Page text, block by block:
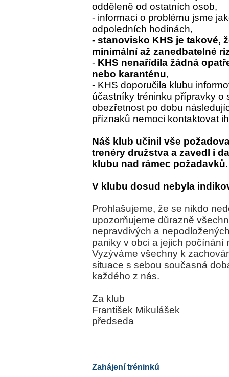
odděleně od ostatních osob,
- informaci o problému jsme
odpoledních hodinách,
- stanovisko KHS je takové,
minimální až zanedbatelné
- KHS nenařídila žádná
nebo karanténu,
- KHS doporučila klubu
účastníky tréninku přípravky o
obezřetnost po dobu
příznaků nemoci kontaktovat
Náš klub učinil vše
trenéry družstva a zavedl i
klubu nad rámec požadavků.
V klubu dosud nebyla
Prohlašujeme, že se nikdo
upozorňujeme důrazně
nepravdivých a
paniky v obci a jejich
Vyzýváme všechny k
situace s sebou současná
každého z nás.
Za klub
František Mikulášek
předseda
Zahájení tréninků